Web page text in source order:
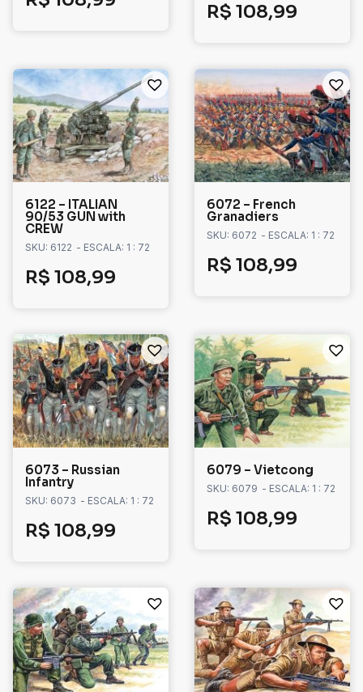
R$ 108,99
6122 – ITALIAN
90/53 GUN with
CREW
SKU: 6122 - ESCALA: 1 : 72
R$ 108,99
6072 – French
Granadiers
SKU: 6072 - ESCALA: 1 : 72
R$ 108,99
6073 – Russian
Infantry
SKU: 6073 - ESCALA: 1 : 72
R$ 108,99
6079 – Vietcong
SKU: 6079 - ESCALA: 1 : 72
R$ 108,99